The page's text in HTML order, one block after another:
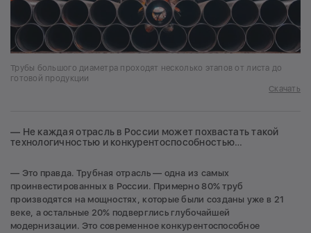
Трубы большого диаметра проходят несколько этапов от листа до
готовой продукции
Скачать
— Не каждая отрасль в России может похвастать такой
технологичностью и конкурентоспособностью…
— Это правда. Трубная отрасль — одна из самых
проинвестированных в России. Примерно 80% труб
производятся на мощностях, которые были созданы уже в 21
веке, а остальные 20% подверглись глубочайшей
модернизации. Это современное конкурентоспособное